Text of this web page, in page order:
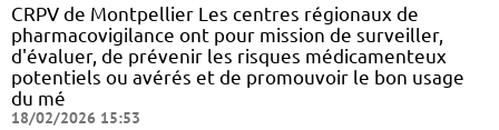
CRPV de Montpellier Les centres régionaux de
pharmacovigilance ont pour mission de surveiller,
d'évaluer, de prévenir les risques médicamenteux
potentiels ou avérés et de promouvoir le bon usage
du mé
18/02/2026 15:53